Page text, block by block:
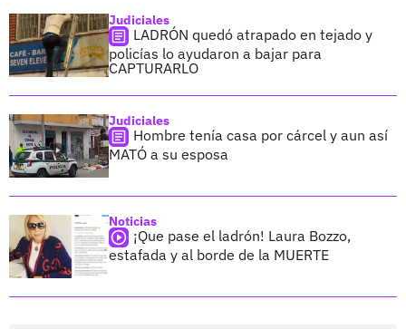
Judiciales
LADRÓN quedó atrapado en tejado y
policías lo ayudaron a bajar para
CAPTURARLO
Judiciales
Hombre tenía casa por cárcel y aun así
MATÓ a su esposa
Noticias
¡Que pase el ladrón! Laura Bozzo,
estafada y al borde de la MUERTE